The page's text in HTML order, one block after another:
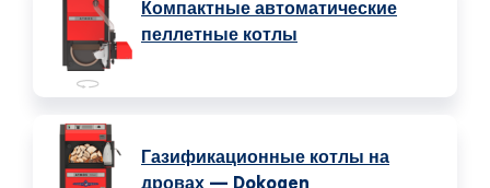
Компактные автоматические
пеллетные котлы
Газификационные котлы на
дровах — Dokogen